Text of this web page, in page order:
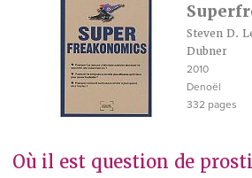
Steven D.
Dubner
2010
Denoël
332 pages
Où il est question de